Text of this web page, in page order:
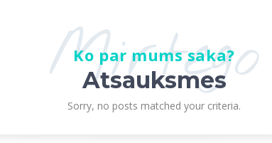
Mirtego
Ko par mums saka?
Atsauksmes
Sorry, no posts matched your criteria.